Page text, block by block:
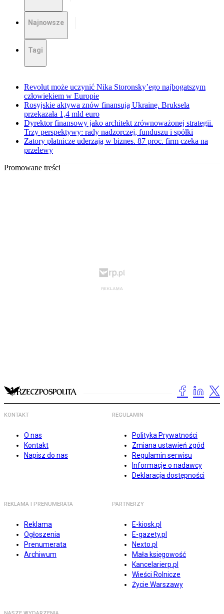
Najnowsze
Tagi
Revolut może uczynić Nika Storonsky’ego najbogatszym
człowiekiem w Europie
Rosyjskie aktywa znów finansują Ukrainę. Bruksela
przekazała 1,4 mld euro
Dyrektor finansowy jako architekt zrównoważonej strategii.
Trzy perspektywy: rady nadzorczej, funduszu i spółki
Zatory płatnicze uderzają w biznes. 87 proc. firm czeka na
przelewy
Promowane treści
KONTAKT
O nas
Kontakt
Napisz do nas
REGULAMIN
Polityka Prywatności
Zmiana ustawień zgód
Regulamin serwisu
Informacje o nadawcy
Deklaracja dostępności
REKLAMA I PRENUMERATA
Reklama
Ogłoszenia
Prenumerata
Archiwum
PARTNERZY
E-kiosk.pl
E-gazety.pl
Nexto.pl
Mała księgowość
Kancelarierp.pl
Wieści Rolnicze
Życie Warszawy